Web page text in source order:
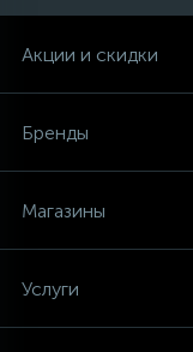
Акции и скидки
Бренды
Магазины
Услуги